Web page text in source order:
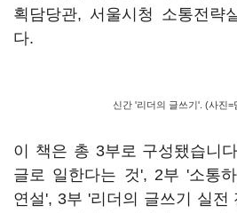
획담당관, 서울시청 소통전략
다.
신간 '리더의 글쓰기'. (사진=
이 책은 총 3부로 구성됐습니
글로 일한다는 것', 2부 '소통
연설', 3부 '리더의 글쓰기 실전